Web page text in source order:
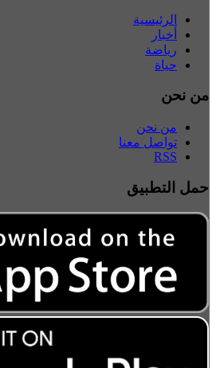
الرئيسية
أخبار
رياضة
حياة
من نحن
من نحن
تواصل معنا
RSS
حمل التطبيق